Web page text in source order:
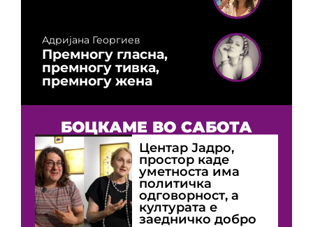
Адријана Георгиев
Премногу гласна,
премногу тивка,
премногу жена
БОЦКАМЕ ВО САБОТА
Центар Јадро,
простор каде
уметноста има
политичка
одговорност, а
културата е
заедничко добро